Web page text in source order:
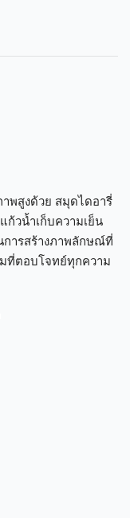
พสูงด้วย สมุดไดอารี่
วน้ำเก็บความเย็น
การสร้างภาพลักษณ์ที่
ที่ตอบโจทย์ทุกความ